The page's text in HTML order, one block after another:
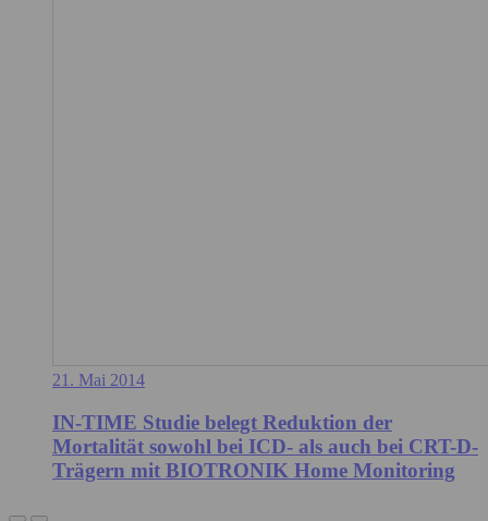
21. Mai 2014
IN-TIME Studie belegt Reduktion der
Mortalität sowohl bei ICD- als auch bei CRT-D-
Trägern mit BIOTRONIK Home Monitoring